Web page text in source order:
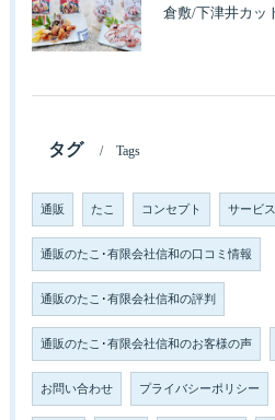
タグ Tags
通販 たこ コンセプト サービス
通販のたこ･有限会社信和の口コミ情報
通販のたこ･有限会社信和の評判
通販のたこ･有限会社信和のお客様の声
お問い合わせ プライバシーポリシー